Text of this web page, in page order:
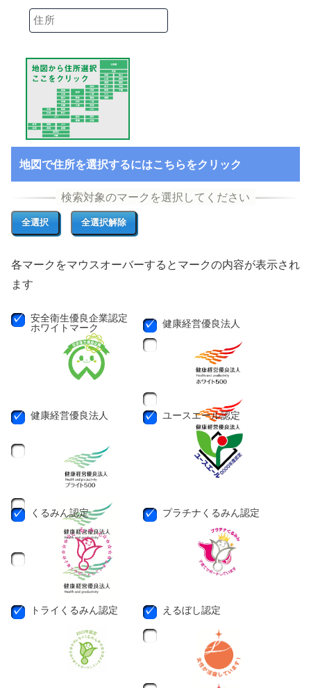
地図で住所を選択するにはこちらをクリック
各マークをマウスオーバーするとマークの内容が表示され
ます
安全衛生優良企業認定
ホワイトマーク 健康経営優良法人
健康経営優良法人 ユースエール認定
くるみん認定 プラチナくるみん認定
トライくるみん認定 えるぼし認定